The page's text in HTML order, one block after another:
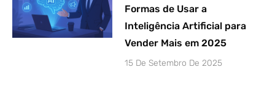
Formas de Usar a
Inteligência Artificial para
Vender Mais em 2025
15 De Setembro De 2025